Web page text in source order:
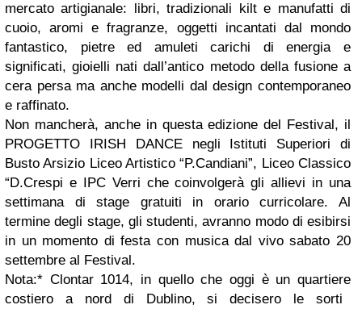
mercato artigianale: libri, tradizionali kilt e manufatti di
cuoio, aromi e fragranze, oggetti incantati dal mondo
fantastico, pietre ed amuleti carichi di energia e
significati, gioielli nati dall’antico metodo della fusione a
cera persa ma anche modelli dal design contemporaneo
e raffinato.
Non mancherà, anche in questa edizione del Festival, il
PROGETTO IRISH DANCE negli Istituti Superiori di
Busto Arsizio Liceo Artistico “P.Candiani”, Liceo Classico
“D.Crespi e IPC Verri che coinvolgerà gli allievi in una
settimana di stage gratuiti in orario curricolare. Al
termine degli stage, gli studenti, avranno modo di esibirsi
in un momento di festa con musica dal vivo sabato 20
settembre al Festival.
Nota:* Clontar 1014, in quello che oggi è un quartiere
costiero a nord di Dublino, si decisero le sorti